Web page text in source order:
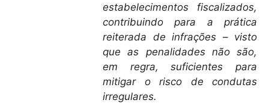
estabelecimentos fiscalizados,
contribuindo para a prática
reiterada de infrações – visto
que as penalidades não são,
em regra, suficientes para
mitigar o risco de condutas
irregulares.